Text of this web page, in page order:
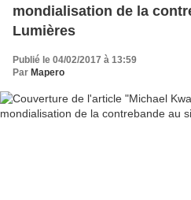
mondialisation de la
Lumières
Publié le 04/02/2017 à 13:59
Par Mapero